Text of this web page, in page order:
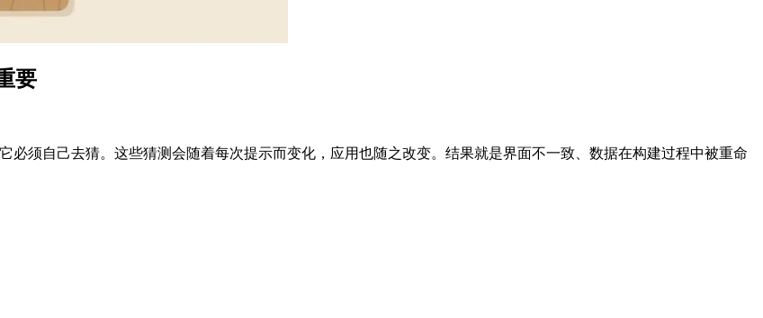
要
必须自己去猜。这些猜测会随着每次提示而变化，应用也随之改变。结果就是界面不一致、数据在构建过程中被重命